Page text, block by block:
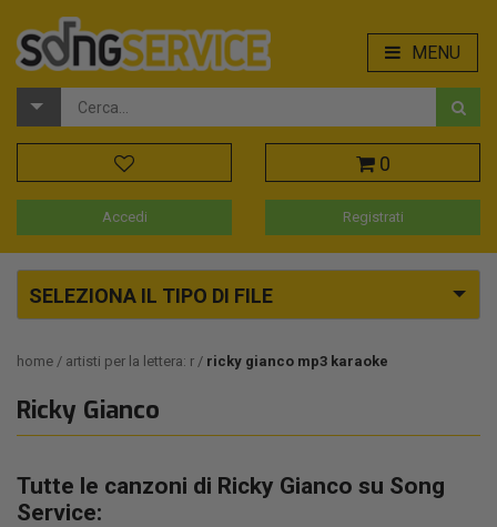
MENU
0
Accedi Registrati
SELEZIONA IL TIPO DI FILE
home artisti per la lettera: r ricky gianco mp3 karaoke
Ricky Gianco
Tutte le canzoni di Ricky Gianco su Song
Service: